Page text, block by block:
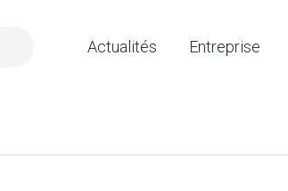
Actualités Entreprise